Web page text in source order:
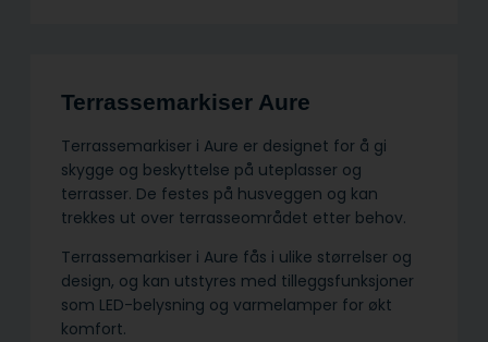
Terrassemarkiser Aure
Terrassemarkiser i Aure er designet for å gi
skygge og beskyttelse på uteplasser og
terrasser. De festes på husveggen og kan
trekkes ut over terrasseområdet etter behov.
Terrassemarkiser i Aure fås i ulike størrelser og
design, og kan utstyres med tilleggsfunksjoner
som LED-belysning og varmelamper for økt
komfort.